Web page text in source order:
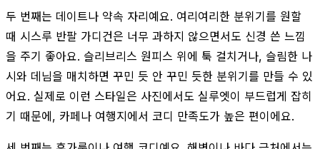
두 번째는 데이트나 약속 자리예요. 여리여리한 분위기를 원할
때 시스루 반팔 가디건은 너무 과하지 않으면서도 신경 쓴 느낌
을 주기 좋아요. 슬리브리스 원피스 위에 툭 걸치거나, 슬림한 나
시와 데님을 매치하면 꾸민 듯 안 꾸민 듯한 분위기를 만들 수 있
어요. 실제로 이런 스타일은 사진에서도 실루엣이 부드럽게 잡히
기 때문에, 카페나 여행지에서 코디 만족도가 높은 편이에요.